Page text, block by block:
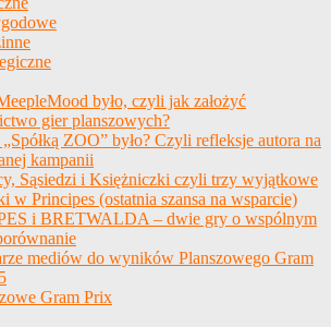
było, czyli jak założyć
gier planszowych?
ZOO” było? Czyli refleksje autora na
kampanii
Sąsiedzi i Księżniczki czyli trzy wyjątkowe
w Principes (ostatnia szansa na wsparcie)
i BRETWALDA – dwie gry o wspólnym
mediów do wyników Planszowego Gram
Gram Prix